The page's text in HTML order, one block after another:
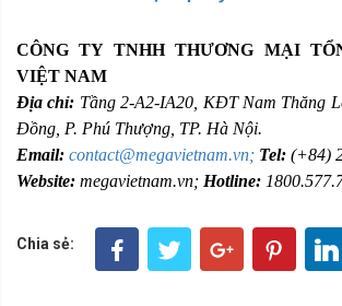
CÔNG TY TNHH THƯƠNG MẠI
VIỆT NAM
Địa chỉ: Tầng 2-A2-IA20, KĐT Nam Thăng
Đồng, P. Phú Thượng, TP. Hà Nội.
Email: contact@megavietnam.vn; Tel: (+84)
Website: megavietnam.vn; Hotline:
Chia sẻ: